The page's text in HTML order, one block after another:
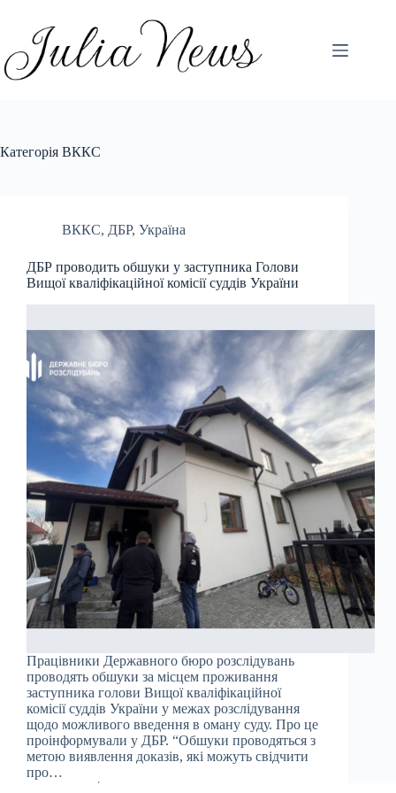
вмісту
Категорія ВККС
ВККС, ДБР, Україна
ДБР проводить обшуки у заступника Голови
Вищої кваліфікаційної комісії суддів України
Працівники Державного бюро розслідувань
проводять обшуки за місцем проживання
заступника голови Вищої кваліфікаційної
комісії суддів України у межах розслідування
щодо можливого введення в оману суду. Про це
проінформували у ДБР. “Обшуки проводяться з
метою виявлення доказів, які можуть свідчити
про…